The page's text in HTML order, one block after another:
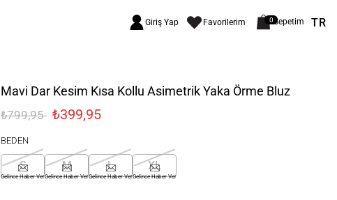
Giriş Yap Favorilerim 0Sepetim TR
Mavi Dar Kesim Kısa Kollu Asimetrik Yaka Örme Bluz
₺799,95 ₺399,95
BEDEN
S
Gelince Haber Ver
M
Gelince Haber Ver
L
Gelince Haber Ver
XL
Gelince Haber Ver